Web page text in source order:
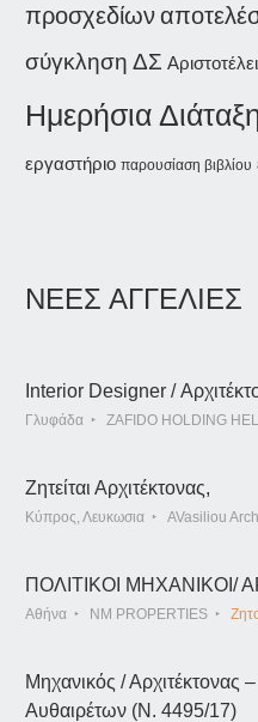
προσχεδίων
σύγκληση ΔΣ
Ημερήσια
εργαστήριο παρουσίαση βιβλίου
ΝΕΕΣ ΑΓΓΕΛΙΕΣ
Interior Designer /
Γλυφάδα ZAFIDO HOLDING
Ζητείται Αρχιτέκτονας,
Κύπρος, Λευκωσια AVasiliou
ΠΟΛΙΤΙΚΟΙ ΜΗΧΑΝΙΚΟΙ/
Αθήνα NM PROPERTIES
Μηχανικός / Αρχιτέκτονας
Αυθαιρέτων (Ν. 4495/17)